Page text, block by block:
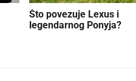
Što povezuje Lexus i
legendarnog Ponyja?